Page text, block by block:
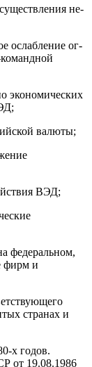
не­
ослабление ог­
экономических
валюты;
ВЭД;
федеральном,
фирм и
странах и
х годов.
от 19.08.1986